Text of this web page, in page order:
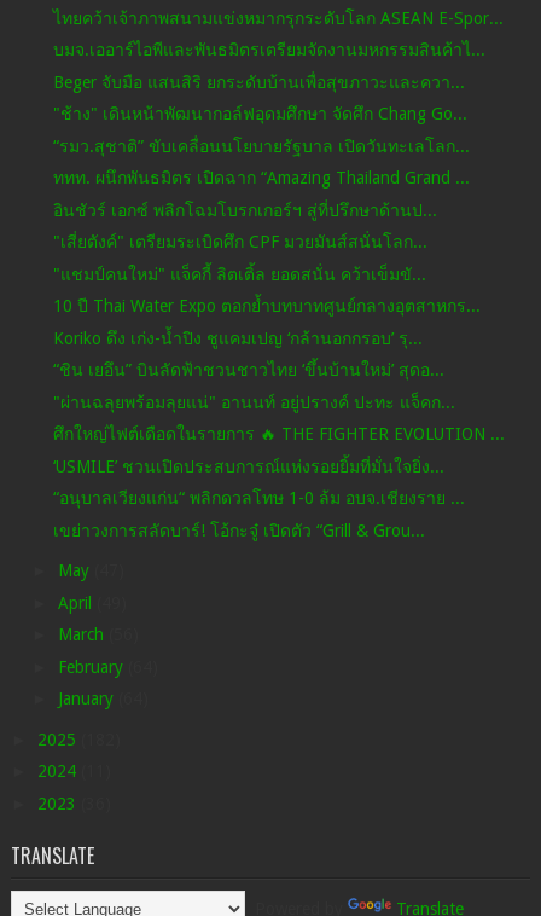
ไทยคว้าเจ้าภาพสนามแข่งหมากรุกระดับโลก ASEAN E-Spor...
บมจ.เออาร์ไอพีและพันธมิตรเตรียมจัดงานมหกรรมสินค้าไ...
Beger จับมือ แสนสิริ ยกระดับบ้านเพื่อสุขภาวะและควา...
"ช้าง" เดินหน้าพัฒนากอล์ฟอุดมศึกษา จัดศึก Chang Go...
“รมว.สุชาติ” ขับเคลื่อนนโยบายรัฐบาล เปิดวันทะเลโลก...
ททท. ผนึกพันธมิตร เปิดฉาก “Amazing Thailand Grand ...
อินชัวร์ เอกซ์ พลิกโฉมโบรกเกอร์ฯ สู่ที่ปรึกษาด้านป...
"เสี่ยตังค์" เตรียมระเบิดศึก CPF มวยมันส์สนั่นโลก...
"แชมป์คนใหม่" แจ็คกี้ ลิตเติ้ล ยอดสนั่น คว้าเข็มขั...
10 ปี Thai Water Expo ตอกย้ำบทบาทศูนย์กลางอุตสาหกร...
Koriko ดึง เก่ง-น้ำปิง ชูแคมเปญ ‘กล้านอกกรอบ’ รุ...
“ชิน เยอึน” บินลัดฟ้าชวนชาวไทย ‘ขึ้นบ้านใหม่’ สุดอ...
"ผ่านฉลุยพร้อมลุยแน่" อานนท์ อยู่ปรางค์ ปะทะ แจ็คก...
ศึกใหญ่ไฟต์เดือดในรายการ 🔥 THE FIGHTER EVOLUTION ...
‘USMILE’ ชวนเปิดประสบการณ์แห่งรอยยิ้มที่มั่นใจยิ่ง...
“อนุบาลเวียงแก่น“ พลิกดวลโทษ 1-0 ล้ม อบจ.เชียงราย ...
เขย่าวงการสลัดบาร์! โอ้กะจู๋ เปิดตัว “Grill & Grou...
May
April
March
February
January
2025
2024
2023
TRANSLATE
Translate